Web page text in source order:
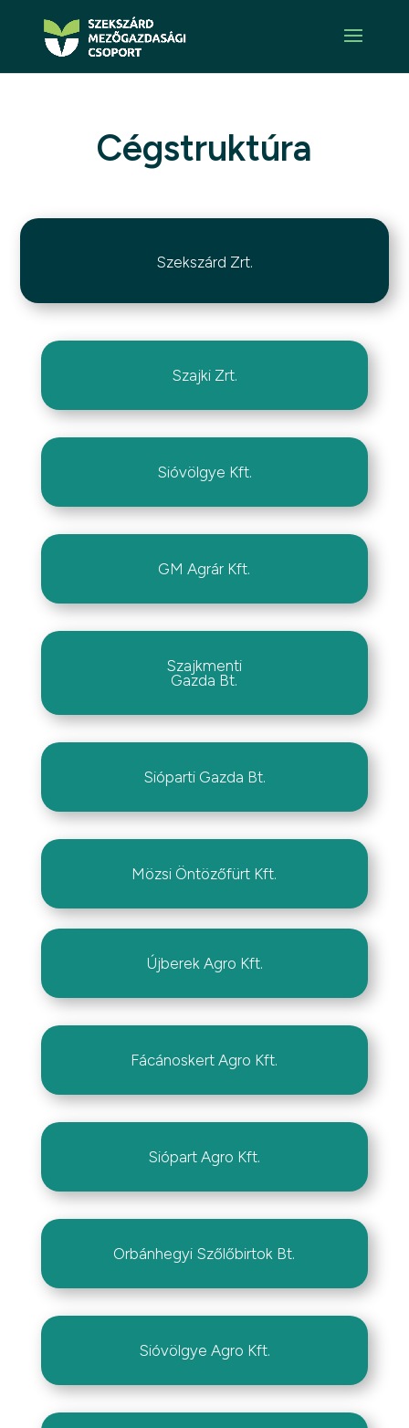
Cégstruktúra
Szekszárd Zrt.
Szajki Zrt.
Sióvölgye Kft.
GM Agrár Kft.
Szajkmenti
Gazda Bt.
Sióparti Gazda Bt.
Mözsi Öntözőfürt Kft.
Újberek Agro Kft.
Fácánoskert Agro Kft.
Siópart Agro Kft.
Orbánhegyi Szőlőbirtok Bt.
Sióvölgye Agro Kft.